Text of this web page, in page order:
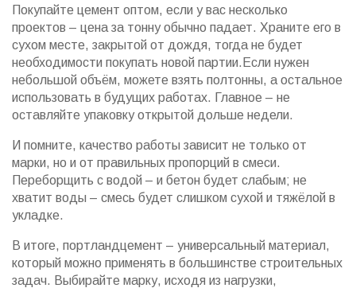
Покупайте цемент оптом, если у вас несколько
проектов – цена за тонну обычно падает. Храните его в
сухом месте, закрытой от дождя, тогда не будет
необходимости покупать новой партии.Если нужен
небольшой объём, можете взять полтонны, а остальное
использовать в будущих работах. Главное – не
оставляйте упаковку открытой дольше недели.
И помните, качество работы зависит не только от
марки, но и от правильных пропорций в смеси.
Переборщить с водой – и бетон будет слабым; не
хватит воды – смесь будет слишком сухой и тяжёлой в
укладке.
В итоге, портландцемент – универсальный материал,
который можно применять в большинстве строительных
задач. Выбирайте марку, исходя из нагрузки,